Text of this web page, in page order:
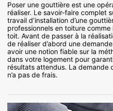
Poser une gouttière est une
réaliser. Le savoir-faire complet
travail d’installation d’une
professionnels en toiture
toit. Avant de passer à la
de réaliser d’abord une
avoir une notion fiable sur la
dans votre logement pour
résultats attendus. La
n’a pas de frais.